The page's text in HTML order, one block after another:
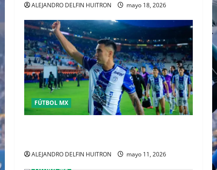
ALEJANDRO DELFIN HUITRON mayo 18, 2026
FÚTBOL MX
ALEJANDRO DELFIN HUITRON
mayo 11, 2026